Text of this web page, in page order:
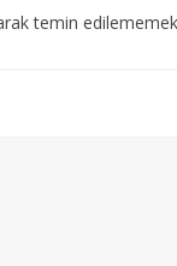
temin